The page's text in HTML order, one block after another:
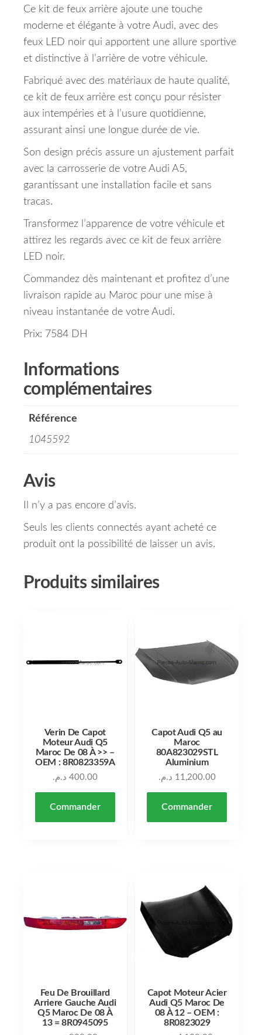
Ce kit de feux arrière ajoute une touche
moderne et élégante à votre Audi, avec des
feux LED noir qui apportent une allure sportive
et distinctive à l’arrière de votre véhicule.
Fabriqué avec des matériaux de haute qualité,
ce kit de feux arrière est conçu pour résister
aux intempéries et à l’usure quotidienne,
assurant ainsi une longue durée de vie.
Son design précis assure un ajustement parfait
avec la carrosserie de votre Audi A5,
garantissant une installation facile et sans
tracas.
Transformez l’apparence de votre véhicule et
attirez les regards avec ce kit de feux arrière
LED noir.
Commandez dès maintenant et profitez d’une
livraison rapide au Maroc pour une mise à
niveau instantanée de votre Audi.
Prix: 7584 DH
Informations
complémentaires
Référence
1045592
Avis
Il n’y a pas encore d’avis.
Seuls les clients connectés ayant acheté ce
produit ont la possibilité de laisser un avis.
Produits similaires
Verin De Capot
Moteur Audi Q5
Maroc De 08 À >> –
OEM : 8R0823359A
400.00 د.م.
Commander
Capot Audi Q5 au
Maroc
80A823029STL
Aluminium
11,200.00 د.م.
Commander
Feu De Brouillard
Arriere Gauche Audi
Q5 Maroc De 08 À
13 = 8R0945095
Capot Moteur Acier
Audi Q5 Maroc De
08 À 12 – OEM :
8R0823029